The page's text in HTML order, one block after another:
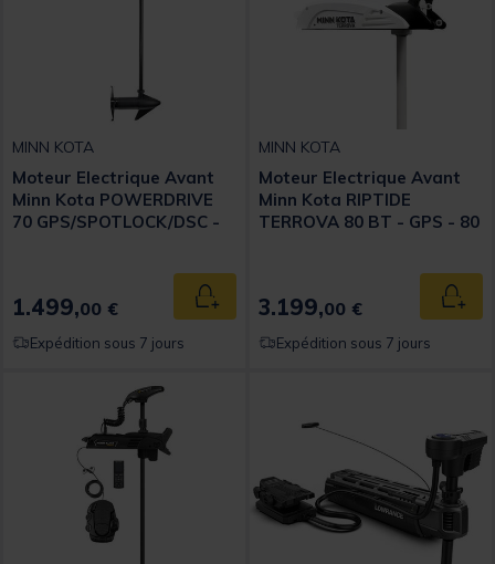
MINN KOTA
Moteur Electrique Avant
Minn Kota POWERDRIVE
70 GPS/SPOTLOCK/DSC -
1.499,00 € Ajouter au panier
Expédition sous 7 jours
MINN KOTA
Moteur Electrique Avant
Minn Kota RIPTIDE
TERROVA 80 BT - GPS - 80
3.199,00 €
Expédition sous 7 jours